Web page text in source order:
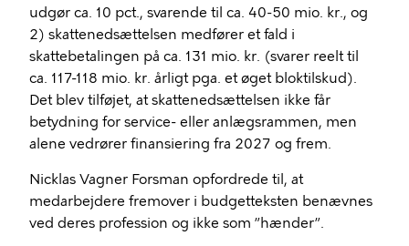
udgør ca. 10 pct., svarende til ca. 40-50 mio. kr., og
2) skattenedsættelsen medfører et fald i
skattebetalingen på ca. 131 mio. kr. (svarer reelt til
ca. 117-118 mio. kr. årligt pga. et øget bloktilskud).
Det blev tilføjet, at skattenedsættelsen ikke får
betydning for service- eller anlægsrammen, men
alene vedrører finansiering fra 2027 og frem.
Nicklas Vagner Forsman opfordrede til, at
medarbejdere fremover i budgetteksten benævnes
ved deres profession og ikke som ”hænder”.